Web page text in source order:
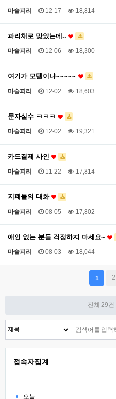
마술피리 12-17 18,814
파리채로 맞았는데..
마술피리 12-06 18,300
여기가 모텔이냐~~~~~
마술피리 12-02 18,603
문자실수 ㅋㅋㅋ
마술피리 12-02 19,321
카드결제 사인
마술피리 11-22 17,814
지폐들의 대화
마술피리 08-05 17,802
애인 없는 분들 걱정하지 마세요~
마술피리 08-03 18,044
1 2
전체 29건
접속자집계
오늘